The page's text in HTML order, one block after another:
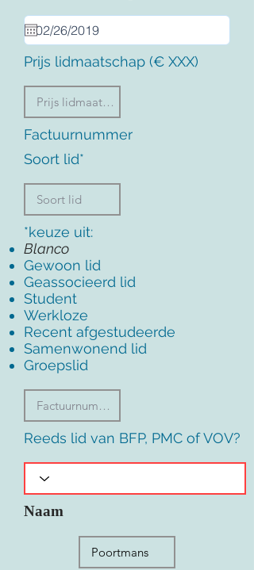
Prijs lidmaatschap (€ XXX)
Factuurnummer
Soort lid*
*keuze uit:
Blanco
Gewoon lid
Geassocieerd lid
Student
Werkloze
Recent afgestudeerde
Samenwonend lid
Groepslid
Reeds lid van BFP, PMC of VOV?
Naam